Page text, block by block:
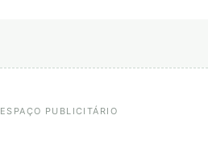
ESPAÇO PUBLICITÁRIO